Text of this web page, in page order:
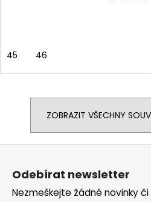
45 46
ZOBRAZIT VŠECHNY
Odebírat newsletter
Nezmeškejte žádné novinky či